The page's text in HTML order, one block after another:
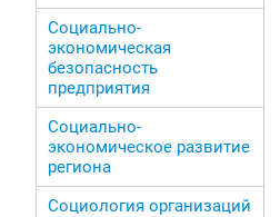
Социально-
экономическая
безопасность
предприятия
Социально-
экономическое развитие
региона
Социология организаций